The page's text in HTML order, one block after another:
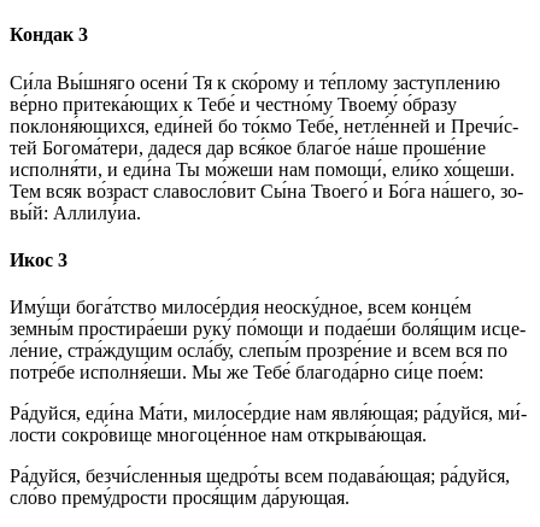
Кондак 3
Си́­ла Вы́ш­ня­го осени́ Тя к ско́рому и те́п­ло­му зас­туп­ле­нию
ве́р­но при­те­ка́ю­щих к Те­бе́ и честно́му Тво­ему́ о́б­ра­зу
поклоня́ющихся, еди́ней бо то́кмо Те­бе́, нетле́нней и Пре­чи́с­
тей Бо­го­ма́­те­ри, да­де­ся дар вся́­кое благо́е на́­ше про­ше́­ние
исполня́ти, и еди́на Ты мо́жеши нам по­мо­щи́, ели́ко хо́щеши.
Тем всяк во́зраст славосло́вит Сы́­на Тво­его́ и Бо́­га на́­ше­го, зо­
вы́й: Алли­лу́иа.
Икос 3
Иму́­щи бо­га́т­ство ми­ло­се́р­дия не­ос­ку́д­ное, всем конце́м
земны́м простира́еши ру­ку́ по́­мо­щи и подае́ши боля́щим ис­це­
ле́­ние, стра́­жду­щим осла́бу, сле­пы́м про­зре́­ние и всем вся по
потре́бе исполня́еши. Мы же Те­бе́ бла­го­да́р­но си́­це по­е́м:
Ра́­дуй­ся, еди́на Ма́­ти, ми­ло­се́р­дие нам яв­ля́ю­щая; ра́­дуй­ся, ми́­
лос­ти со­кро́­ви­ще мно­го­це́н­ное нам от­кры­ва́ю­щая.
Ра́­дуй­ся, безчи́сленныя щед­ро́­ты всем подава́ющая; ра́­дуй­ся,
сло́­во пре­му́д­ро­сти про­ся́­щим да́­рую­щая.